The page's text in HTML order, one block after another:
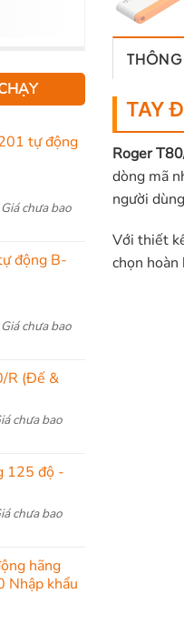
tự động
Giá chưa bao
động B-
Giá chưa bao
R (Đế &
chưa bao
125 độ -
chưa bao
hãng
Nhập khẩu
THÔNG
TAY
Roger
dòng mã
người
Với thiết
chọn hoàn